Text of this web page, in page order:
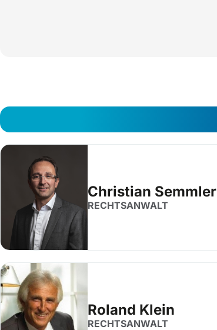
Christian Semmler
RECHTSANWALT
Roland Klein
RECHTSANWALT